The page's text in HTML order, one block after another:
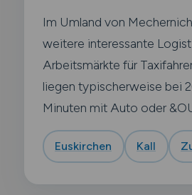
Im Umland von
weitere interessante
Arbeitsmärkte für
liegen typischerweise bei
Minuten mit Auto oder
Euskirchen Kall